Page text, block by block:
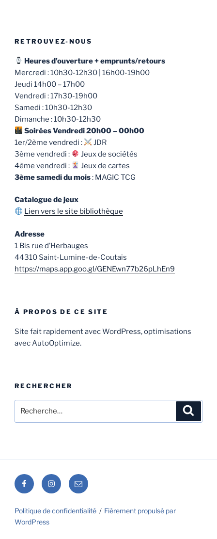
RETROUVEZ-NOUS
Heures d’ouverture + emprunts/retours
Mercredi : 10h30-12h30 | 16h00-19h00
Jeudi 14h00 – 17h00
Vendredi : 17h30-19h00
Samedi : 10h30-12h30
Dimanche : 10h30-12h30
Soirées Vendredi 20h00 – 00h00
1er/2ème vendredi :
JDR
3ème vendredi :
Jeux de sociétés
4ème vendredi :
Jeux de cartes
3ème samedi du mois: MAGIC TCG
Catalogue de jeux
Lien vers le site bibliothèque
Adresse
1 Bis rue d’Herbauges
44310 Saint-Lumine-de-Coutais
https://maps.app.goo.gl/GENEwn77b26pLhEn9
À PROPOS DE CE SITE
Site fait rapidement avec WordPress, optimisations
avec AutoOptimize.
RECHERCHER
pour
FacebookInstagram
E-
mail
Politique de confidentialité
Fièrement propulsé par
WordPress